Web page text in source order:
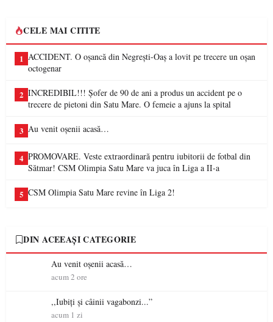
CELE MAI CITITE
1 ACCIDENT. O oșancă din Negrești-Oaș a lovit pe trecere un oșan
octogenar
2 INCREDIBIL!!! Șofer de 90 de ani a produs un accident pe o
trecere de pietoni din Satu Mare. O femeie a ajuns la spital
3 Au venit oșenii acasă…
4 PROMOVARE. Veste extraordinară pentru iubitorii de fotbal din
Sătmar! CSM Olimpia Satu Mare va juca în Liga a II-a
5 CSM Olimpia Satu Mare revine în Liga 2!
DIN ACEEAȘI CATEGORIE
Au venit oșenii acasă…
acum 2 ore
,,Iubiți și câinii vagabonzi...”
acum 1 zi